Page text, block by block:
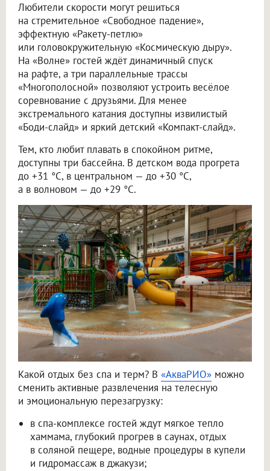
Любители скорости могут решиться
на стремительное «Свободное падение»,
эффектную «Ракету-петлю»
или головокружительную «Космическую дыру».
На «Волне» гостей ждёт динамичный спуск
на рафте, а три параллельные трассы
«Многополосной» позволяют устроить весёлое
соревнование с друзьями. Для менее
экстремального катания доступны извилистый
«Боди-слайд» и яркий детский «Компакт-слайд».
Тем, кто любит плавать в спокойном ритме,
доступны три бассейна. В детском вода прогрета
до +31 °C, в центральном — до +30 °C,
а в волновом — до +29 °C.
Какой отдых без спа и терм? В «АкваРИО» можно
сменить активные развлечения на телесную
и эмоциональную перезагрузку:
в спа-комплексе гостей ждут мягкое тепло
хаммама, глубокий прогрев в саунах, отдых
в соляной пещере, водные процедуры в купели
и гидромассаж в джакузи;